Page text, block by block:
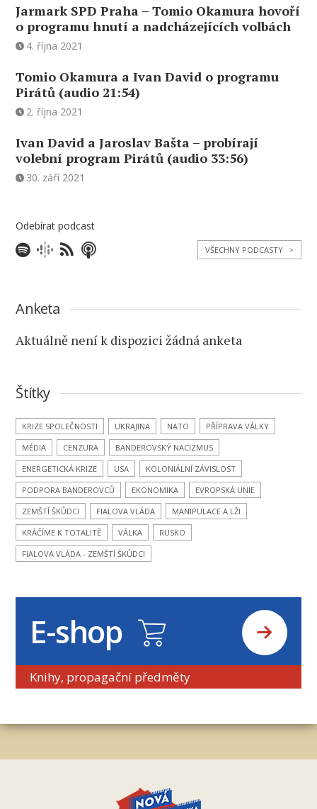
Jarmark SPD Praha – Tomio Okamura hovoří
o programu hnutí a nadcházejících volbách
4. října 2021
Tomio Okamura a Ivan David o programu
Pirátů (audio 21:54)
2. října 2021
Ivan David a Jaroslav Bašta – probírají
volební program Pirátů (audio 33:56)
30. září 2021
Odebírat podcast
VŠECHNY PODCASTY >
Anketa
Aktuálně není k dispozici žádná anketa
Štítky
KRIZE SPOLEČNOSTI UKRAJINA NATO
PŘÍPRAVA VÁLKY
MÉDIA
CENZURA
BANDEROVSKÝ NACIZMUS
ENERGETICKÁ KRIZE
USA
KOLONIÁLNÍ ZÁVISLOST
PODPORA BANDEROVCŮ
EKONOMIKA
EVROPSKÁ UNIE
ZEMŠTÍ ŠKŮDCI
FIALOVA VLÁDA
MANIPULACE A LŽI
KRÁČÍME K TOTALITĚ
VÁLKA
RUSKO
FIALOVA VLÁDA - ZEMŠTÍ ŠKŮDCI
E-shop
Knihy, propagační předměty